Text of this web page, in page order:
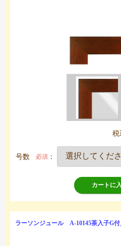
税
号数 必須 ：
カートに
ラーソンジュール A-10145茶入子G